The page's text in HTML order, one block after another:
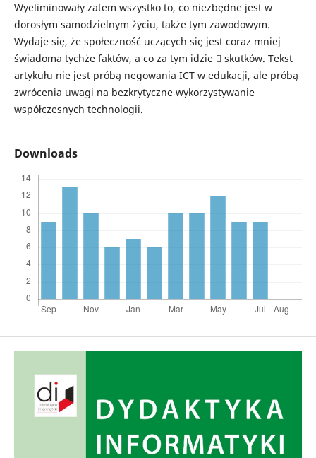
Wyeliminowały zatem wszystko to, co niezbędne jest w
dorosłym samodzielnym życiu, także tym zawodowym.
Wydaje się, że społeczność uczących się jest coraz mniej
świadoma tychże faktów, a co za tym idzie  skutków. Tekst
artykułu nie jest próbą negowania ICT w edukacji, ale próbą
zwrócenia uwagi na bezkrytyczne wykorzystywanie
współczesnych technologii.
Downloads